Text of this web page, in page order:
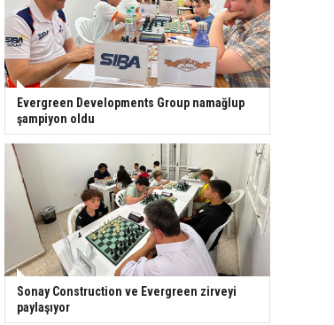
Evergreen Developments Group namağlup
şampiyon oldu
Sonay Construction ve Evergreen zirveyi
paylaşıyor